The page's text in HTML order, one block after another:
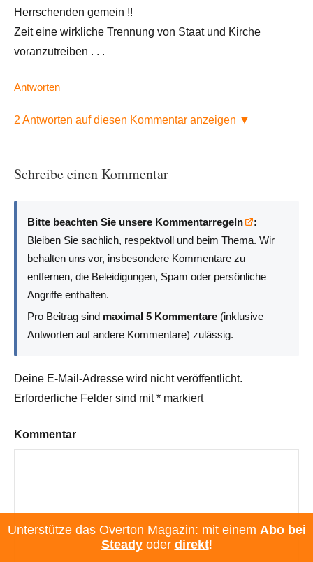
Herrschenden gemein !!
Zeit eine wirkliche Trennung von Staat und Kirche
voranzutreiben . . .
Antworten
2 Antworten auf diesen Kommentar anzeigen ▼
Schreibe einen Kommentar
Bitte beachten Sie unsere Kommentarregeln
:
Bleiben Sie sachlich, respektvoll und beim Thema. Wir
behalten uns vor, insbesondere Kommentare zu
entfernen, die Beleidigungen, Spam oder persönliche
Angriffe enthalten.
Pro Beitrag sind maximal 5 Kommentare (inklusive
Antworten auf andere Kommentare) zulässig.
Deine E-Mail-Adresse wird nicht veröffentlicht.
Erforderliche Felder sind mit* markiert
Kommentar
Unterstütze das Overton Magazin: mit einem Abo bei
Steadyoder direkt!